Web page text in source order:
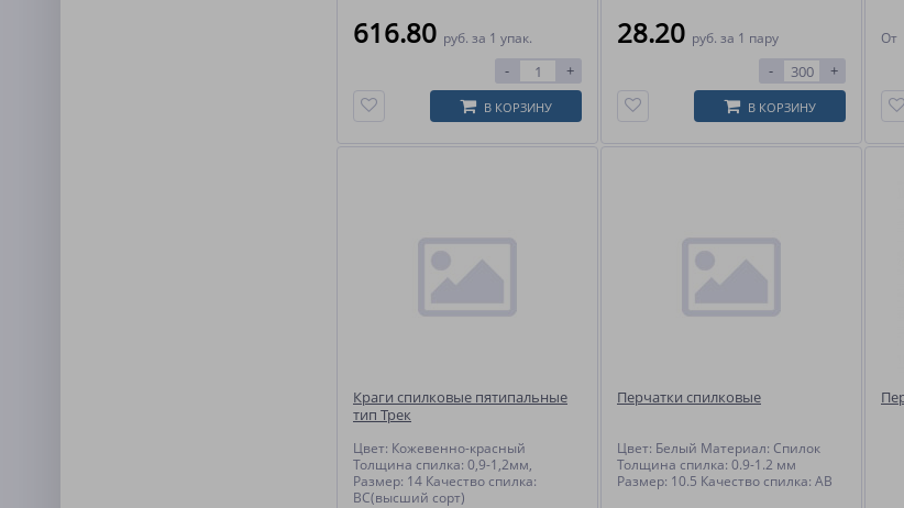
616.80 руб. за 1 упак.
- +
В КОРЗИНУ
28.20 руб. за 1 пару
- +
В КОРЗИНУ
От
Краги спилковые пятипальные
тип Трек
Цвет: Кожевенно-красный
Толщина спилка: 0,9-1,2мм,
Размер: 14 Качество спилка:
ВС(высший сорт)
Перчатки спилковые
Цвет: Белый Материал: Спилок
Толщина спилка: 0.9-1.2 мм
Размер: 10.5 Качество спилка: АВ